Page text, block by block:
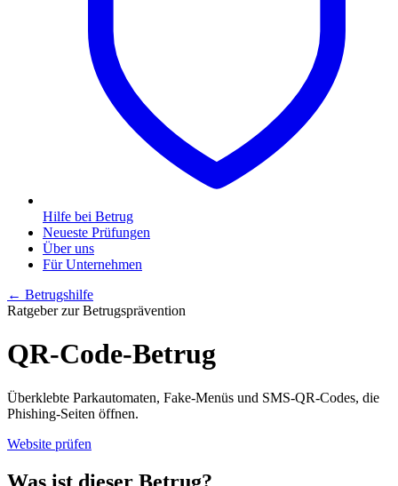
Hilfe bei Betrug
Neueste Prüfungen
Über uns
Für Unternehmen
← Betrugshilfe
Ratgeber zur Betrugsprävention
QR-Code-Betrug
Überklebte Parkautomaten, Fake-Menüs und SMS-QR-Codes, die
Phishing-Seiten öffnen.
Website prüfen
Was ist dieser Betrug?